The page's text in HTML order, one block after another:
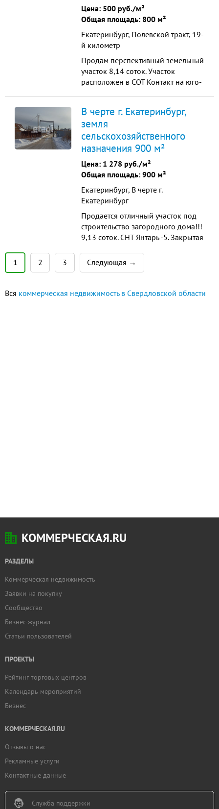
Цена: 500 руб./м²
Общая площадь: 800 м²
Екатеринбург, Полевской тракт, 19-
й километр
Продам перспективный земельный
участок 8,14 соток. Участок
расположен в СОТ Контакт на юго-
размежеван, документы в порядке,
один взрослый собственник.
Разрешенное использование
земельного участка : для ведения
Живописна...
В черте г. Екатеринбург,
земля
сельскохозяйственного
назначения 900 м²
Цена: 1 278 руб./м²
Общая площадь: 900 м²
Екатеринбург, В черте г.
Екатеринбург
Продается отличный участок под
строительство загородного дома!!!
9,13 соток. СНТ Янтарь -5. Закрытая
ворота с электроприводом. Дороги
чистятся после каждого снегопада,
Взносы за год 5т.р. Удобное
1 2 3 Следующая →
Вся коммерческая недвижимость в Свердловской области
КОММЕРЧЕСКАЯ.RU
РАЗДЕЛЫ
Коммерческая недвижимость
Заявки на покупку
Сообщество
Бизнес-журнал
Статьи пользователей
ПРОЕКТЫ
Рейтинг торговых центров
Календарь мероприятий
Бизнес
КОММЕРЧЕСКАЯ.RU
Отзывы о нас
Рекламные услуги
Контактные данные
Служба поддержки